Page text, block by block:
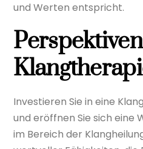
und Werten entspricht.
Investieren Sie in eine
und eröffnen Sie sich eine
im Bereich der